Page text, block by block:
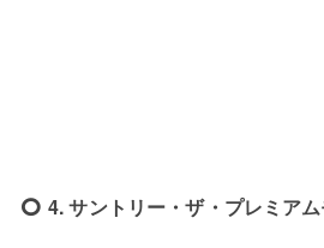
4. サントリー・ザ・プレミア